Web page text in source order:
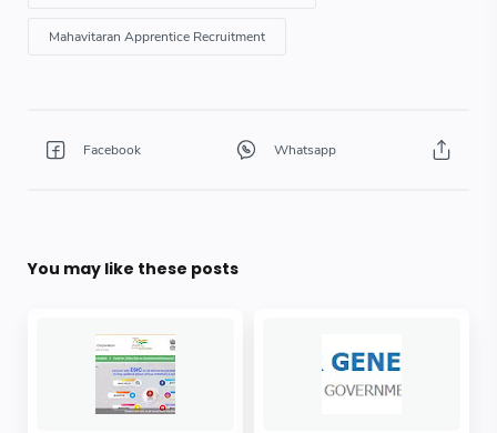
You may like these posts